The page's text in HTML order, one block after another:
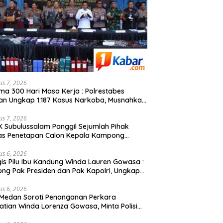
7, 2026
300 Hari Masa Kerja : Polrestabes
Ungkap 1.187 Kasus Narkoba, Musnahkan
Jaringan Indonesia-Malaysia
7, 2026
Subulussalam Panggil Sejumlah Pihak
Penetapan Calon Kepala Kampong
6, 2026
Pilu Ibu Kandung Winda Lauren Gowasa :
Pak Presiden dan Pak Kapolri, Ungkap
6, 2026
Soroti Penanganan Perkara
Winda Lorenza Gowasa, Minta Polisi